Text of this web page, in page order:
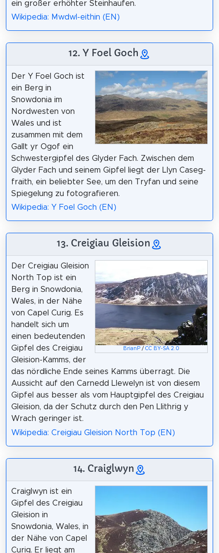
ein großer erhöhter Steinhaufen.
Wikipedia: Mwdwl-eithin (EN)
12. Y Foel Goch
Der Y Foel Goch ist
ein Berg in
Snowdonia im
Nordwesten von
Wales und ist
zusammen mit dem
Gallt yr Ogof ein
Schwestergipfel des Glyder Fach. Zwischen dem
Glyder Fach und seinem Gipfel liegt der Llyn Caseg-
fraith, ein beliebter See, um den Tryfan und seine
Spiegelung zu fotografieren.
Wikipedia: Y Foel Goch (EN)
13. Creigiau Gleision
BrianP /CC BY-SA 2.0
Der Creigiau Gleision
North Top ist ein
Berg in Snowdonia,
Wales, in der Nähe
von Capel Curig. Es
handelt sich um
einen bedeutenden
Gipfel des Creigiau
Gleision-Kamms, der
das nördliche Ende seines Kamms überragt. Die
Aussicht auf den Carnedd Llewelyn ist von diesem
Gipfel aus besser als vom Hauptgipfel des Creigiau
Gleision, da der Schutz durch den Pen Llithrig y
Wrach geringer ist.
Wikipedia: Creigiau Gleision North Top (EN)
14. Craiglwyn
Craiglwyn ist ein
Gipfel des Creigiau
Gleision in
Snowdonia, Wales, in
der Nähe von Capel
Curig. Er liegt am